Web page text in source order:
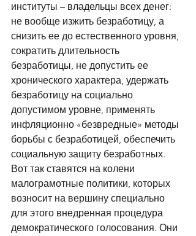
институты – владельцы всех денег:
не вообще изжить безработицу, а
снизить ее до естественного уровня,
сократить длительность
безработицы, не допустить ее
хронического характера, удержать
безработицу на социально
допустимом уровне, применять
инфляционно «безвредные» методы
борьбы с безработицей, обеспечить
социальную защиту безработных.
Вот так ставятся на колени
малограмотные политики, которых
возносит на вершину специально
для этого внедренная процедура
демократического голосования. Они